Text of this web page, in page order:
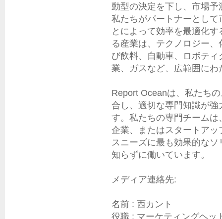
動型の決定を下し、市場
私たちがパートナーとし
とによって効率を最適化
る産業は、テクノロジー
び飲料、自動車、ロボテ
業、ガスなど、広範囲にわ
Report Oceanは、私たち
合し、適切な専門知識が
す。私たちの専門チーム
企業、またはスタートア
スニーズに最も効果的な
知らずに働いています。
メディア連絡先:
名前 : 西カント
役職 : マーケティングヘッ